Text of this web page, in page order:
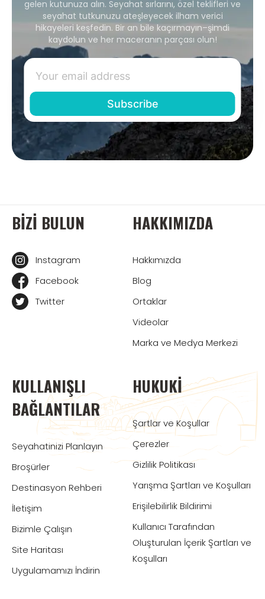
gelen kutunuza alın. Seyahat sırlarını, özel teklifleri ve
seyahat tutkunuzu ateşleyecek ilham verici
hikayeleri keşfedin. Bir an bile kaçırmayın–şimdi
kaydolun ve her maceranın parçası olun!
BIZI BULUN
Instagram
Facebook
Twitter
HAKKIMIZDA
Hakkımızda
Blog
Ortaklar
Videolar
Marka ve Medya Merkezi
KULLANIŞLI
BAĞLANTILAR
Seyahatinizi Planlayın
Broşürler
Destinasyon Rehberi
İletişim
Bizimle Çalışın
Site Haritası
Uygulamamızı İndirin
HUKUKI
Şartlar ve Koşullar
Çerezler
Gizlilik Politikası
Yarışma Şartları ve Koşulları
Erişilebilirlik Bildirimi
Kullanıcı Tarafından
Oluşturulan İçerik Şartları ve
Koşulları